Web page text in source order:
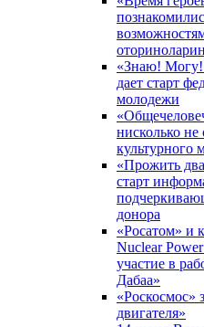
«Знаю!
дает старт
молодежи
нисколько
культурного
«Прожить
старт
донора
«Росатом» и
Nuclear
участие в
Дабаа»
«Роскосмос»
двигателя»